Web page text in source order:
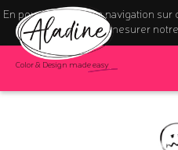
En poursuivant votre navigation sur
pour mesurer
Color & Design made easy